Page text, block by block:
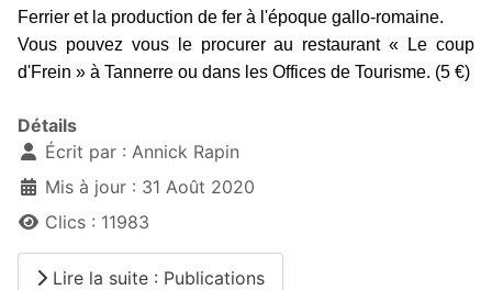
Ferrier et la production de fer à l'époque gallo-romaine.
Vous pouvez vous le procurer au restaurant « Le coup
d'Frein » à Tannerre ou dans les Offices de Tourisme. (5 €)
Détails
Écrit par : Annick Rapin
Mis à jour : 31 Août 2020
Clics : 11983
Lire la suite : Publications